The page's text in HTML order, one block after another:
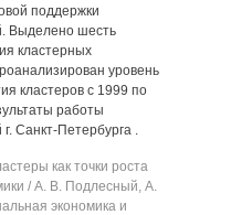
поддержки
Выделено шесть
кластерных
уровень
кластеров с 1999 по
работы
Санкт-Петербурга .
как точки роста
/ А. В. Подлесный, А.
экономика и